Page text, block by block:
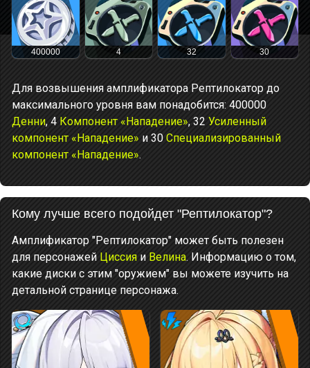
400000 4 32 30
Для возвышения амплификатора Рептилокатор до
максимального уровня вам понадобится: 400000
Денни, 4 Компонент «Нападение», 32 Усиленный
компонент «Нападение» и 30 Специализированный
компонент «Нападение».
Кому лучше всего подойдет "Рептилокатор"?
Амплификатор "Рептилокатор" может быть полезен
для персонажей Циссия и Велина. Информацию о том,
какие диски с этим "оружием" вы можете изучить на
детальной странице персонажа.